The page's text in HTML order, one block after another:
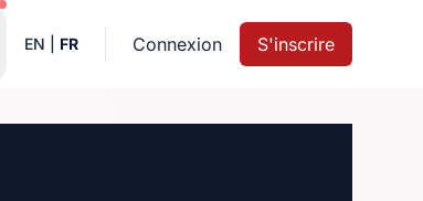
Notifications actives
EN FR Connexion S'inscrire